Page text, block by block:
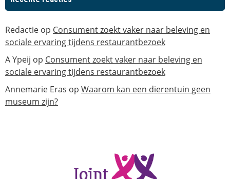
Redactie op Consument zoekt vaker naar beleving en
sociale ervaring tijdens restaurantbezoek
A Ypeij op Consument zoekt vaker naar beleving en
sociale ervaring tijdens restaurantbezoek
Annemarie Eras op Waarom kan een dierentuin geen
museum zijn?